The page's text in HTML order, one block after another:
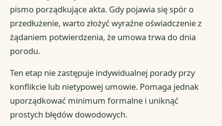
pismo porządkujące akta. Gdy pojawia się spór o
przedłużenie, warto złożyć wyraźne oświadczenie z
żądaniem potwierdzenia, że umowa trwa do dnia
porodu.
Ten etap nie zastępuje indywidualnej porady przy
konflikcie lub nietypowej umowie. Pomaga jednak
uporządkować minimum formalne i uniknąć
prostych błędów dowodowych.